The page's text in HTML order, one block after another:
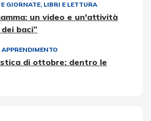
GIORNATE, LIBRI E LETTURA
un video e un'attività
baci”
di ottobre: dentro le